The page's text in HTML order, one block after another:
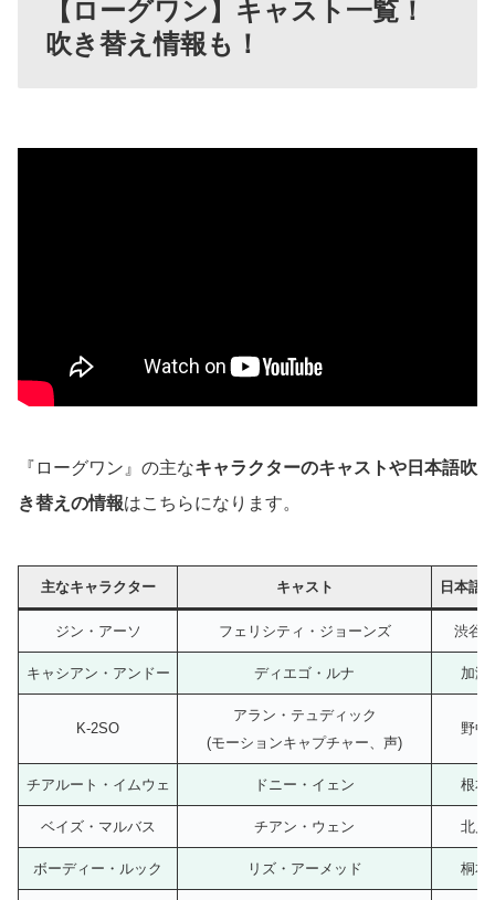
【ローグワン】キャスト一覧！
吹き替え情報も！
『ローグワン』の主なキャラクターのキャストや日本語吹
き替え の情報はこちらになります。
主なキャラクター キャスト 日本語
ジン・アーソ フェリシティ・ジョーンズ 渋谷
キャシアン・アンドー ディエゴ・ルナ 加瀬
K-2SO
アラン・テュディック
(モーションキャプチャー、声)
野中
チアルート・イムウェ ドニー・イェン 根本
ベイズ・マルバス チアン・ウェン 北川
ボーディー・ルック リズ・アーメッド 桐本